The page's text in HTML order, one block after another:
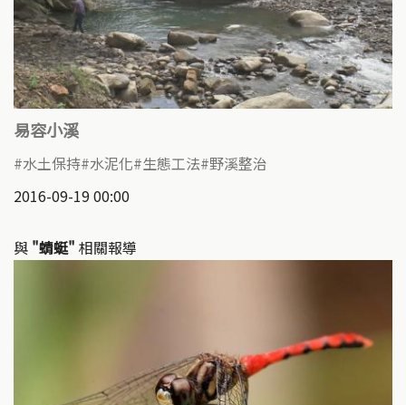
易容小溪
水土保持 水泥化 生態工法 野溪整治
2016-09-19 00:00
與 "蜻蜓" 相關報導